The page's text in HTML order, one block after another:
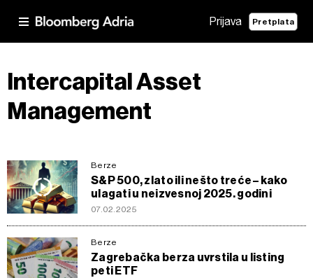
Prijava Pretplata
Intercapital Asset
Management
Berze
S&P 500, zlato ili nešto treće – kako
ulagati u neizvesnoj 2025. godini
07.02.2025
Berze
Zagrebačka berza uvrstila u listing
peti ETF